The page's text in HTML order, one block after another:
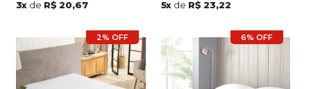
3x de R$ 20,67 5x de R$ 23,22
2% OFF 6% OFF